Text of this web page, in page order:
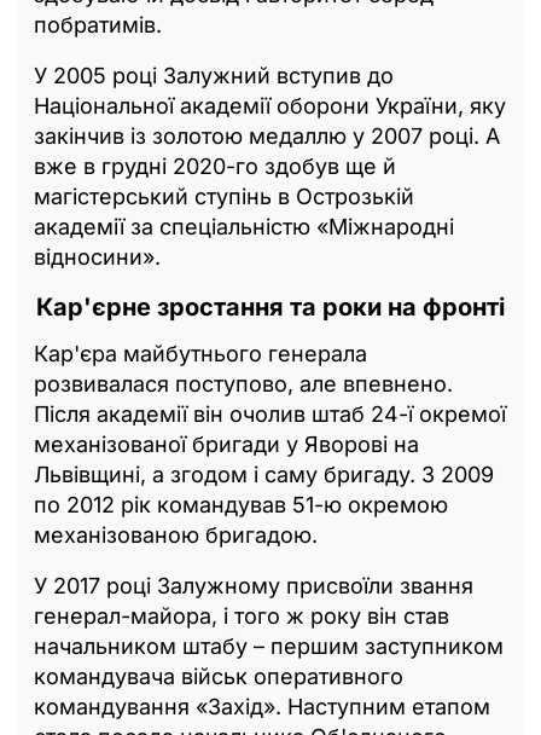
побратимів.
У 2005 році Залужний вступив до
Національної академії оборони України, яку
закінчив із золотою медаллю у 2007 році. А
вже в грудні 2020-го здобув ще й
магістерський ступінь в Острозькій
академії за спеціальністю «Міжнародні
відносини».
Кар'єрне зростання та роки на фронті
Кар'єра майбутнього генерала
розвивалася поступово, але впевнено.
Після академії він очолив штаб 24-ї окремої
механізованої бригади у Яворові на
Львівщині, а згодом і саму бригаду. З 2009
по 2012 рік командував 51-ю окремою
механізованою бригадою.
У 2017 році Залужному присвоїли звання
генерал-майора, і того ж року він став
начальником штабу – першим заступником
командувача військ оперативного
командування «Захід». Наступним етапом